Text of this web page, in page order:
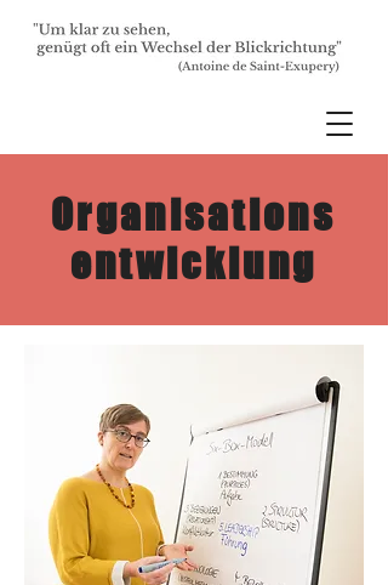
Organisations
entwicklung